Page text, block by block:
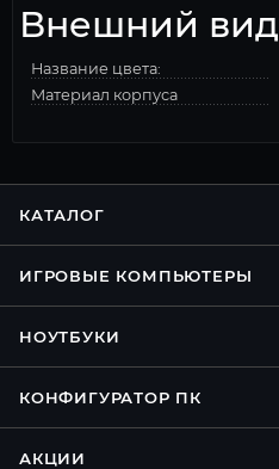
Внешний вид
Название цвета:
Материал корпуса
КАТАЛОГ
ИГРОВЫЕ КОМПЬЮТЕРЫ
НОУТБУКИ
КОНФИГУРАТОР ПК
АКЦИИ